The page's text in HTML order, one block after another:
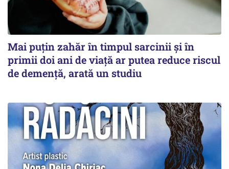
Mai puțin zahăr în timpul sarcinii și în
primii doi ani de viață ar putea reduce riscul
de demență, arată un studiu